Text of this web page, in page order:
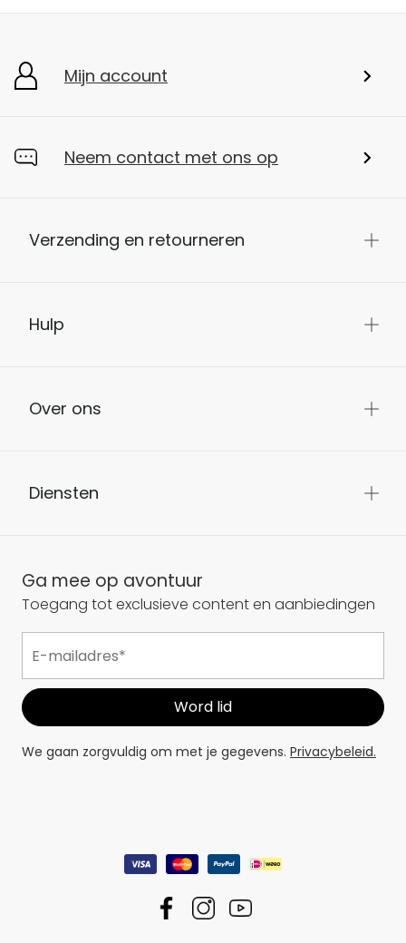
Mijn account
Neem contact met ons op
Verzending en retourneren
Hulp
Over ons
Diensten
Ga mee op avontuur
Toegang tot exclusieve content en aanbiedingen
We gaan zorgvuldig om met je gegevens. Privacybeleid.